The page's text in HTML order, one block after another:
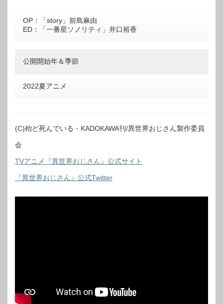
OP：「story」前島麻由
ED：「一番星ソノリティ」井口裕香
公開開始年＆季節
2022夏アニメ
(C)殆ど死んでいる・KADOKAWA刊/異世界おじさん製作委員
会
TVアニメ『異世界おじさん』公式サイト
『異世界おじさん』公式Twitter